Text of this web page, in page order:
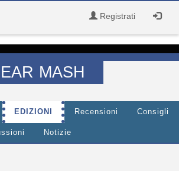
Registrati
MASH
EDIZIONI Recensioni Consigli
Notizie